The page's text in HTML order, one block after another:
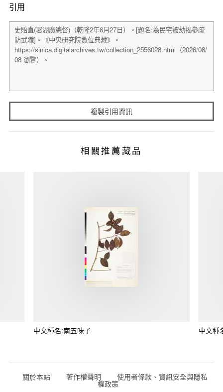
引用
複製引用資訊
相關推薦藏品
中文種名:南五味子 中文種
關於本站 著作權聲明 使用者條款、資訊安全與隱私
權政策